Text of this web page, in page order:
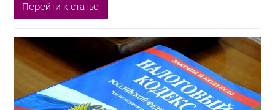
Перейти к статье